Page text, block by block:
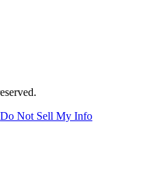
Do Not Sell My Info